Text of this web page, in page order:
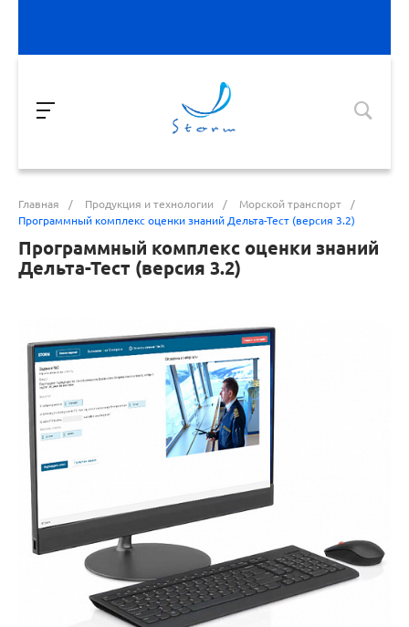
Главная / Продукция и технологии / Морской транспорт
/
Программный комплекс оценки знаний Дельта-Тест (версия 3.2)
Программный комплекс оценки знаний
Дельта-Тест (версия 3.2)